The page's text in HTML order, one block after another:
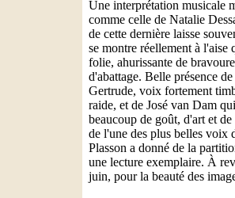
Une interprétation musicale
comme celle de Natalie
de cette dernière laisse
se montre réellement à l'aise
folie, ahurissante de
d'abattage. Belle présence
Gertrude, voix fortement
raide, et de José van Dam
beaucoup de goût, d'art et
de l'une des plus belles voix
Plasson a donné de la
une lecture exemplaire. À
juin, pour la beauté des